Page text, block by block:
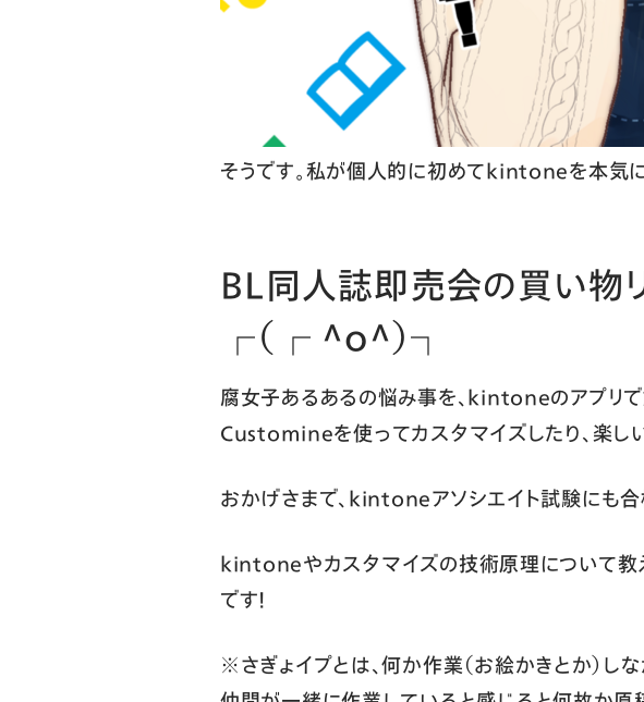
そうです。私が個人的に初めてkintoneを本気
BL同人誌即売会の買い物
┌（┌ ＾o＾）┐
腐女子あるあるの悩み事を、kintoneのアプリ
Customineを使ってカスタマイズしたり、楽し
おかげさまで、kintoneアソシエイト試験にも
kintoneやカスタマイズの技術原理について教
です！
※さぎょイプとは、何か作業（お絵かきとか）し